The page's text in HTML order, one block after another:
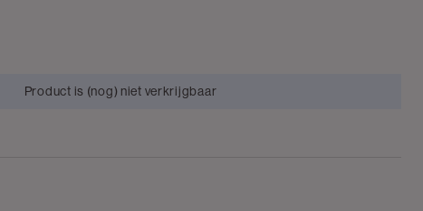
Product is (nog) niet verkrijgbaar